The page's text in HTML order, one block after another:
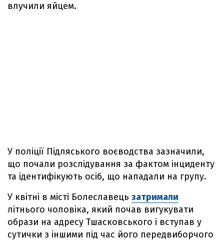
влучили яйцем.
У поліції Підляського воєводства зазначили,
що почали розслідування за фактом інциденту
та ідентифікують осіб, що нападали на групу.
У квітні в місті Болеславець затримали
літнього чоловіка, який почав вигукувати
образи на адресу Тшасковського і вступав у
сутички з іншими під час його передвиборчого